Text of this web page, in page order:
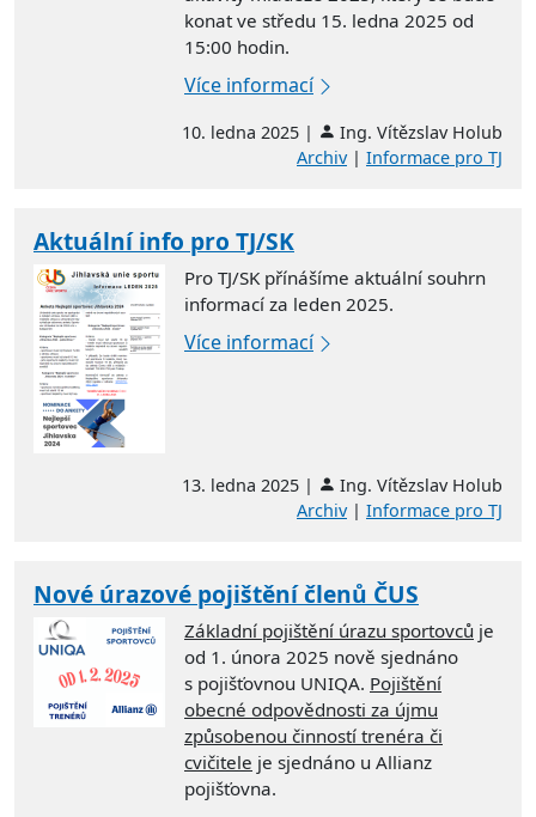
konat ve středu 15. ledna 2025 od
15:00 hodin.
Více informací
10. ledna 2025 |
Ing. Vítězslav Holub
Archiv| Informace pro TJ
Aktuální info pro TJ/SK
Pro TJ/SK přínášíme aktuální souhrn
informací za leden 2025.
Více informací
13. ledna 2025 |
Ing. Vítězslav Holub
Archiv| Informace pro TJ
Nové úrazové pojištění členů ČUS
Základní pojištění úrazu sportovců je
od 1. února 2025 nově sjednáno
s pojišťovnou UNIQA. Pojištění
obecné odpovědnosti za újmu
způsobenou činností trenéra či
cvičitele je sjednáno u Allianz
pojišťovna.